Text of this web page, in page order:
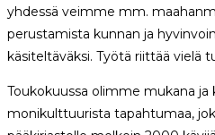
yhdessä veimme mm.
perustamista kunnan ja
käsiteltäväksi. Työtä riittää vielä
Toukokuussa olimme mukana
monikulttuurista tapahtumaa,